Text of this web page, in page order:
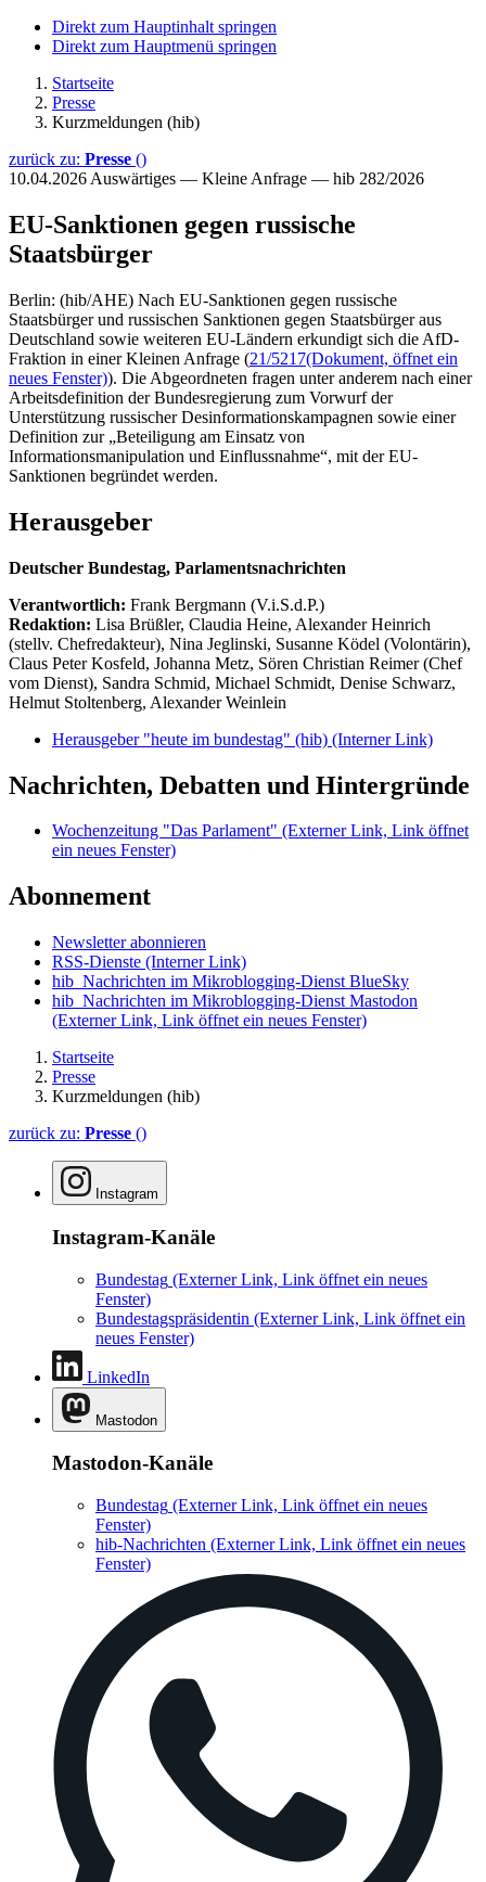
Direkt zum Hauptinhalt springen
Direkt zum Hauptmenü springen
Startseite
Presse
Kurzmeldungen (hib)
zurück zu: Presse ()
10.04.2026 Auswärtiges — Kleine Anfrage — hib 282/2026
EU-Sanktionen gegen russische
Staatsbürger
Berlin: (hib/AHE) Nach EU-Sanktionen gegen russische
Staatsbürger und russischen Sanktionen gegen Staatsbürger aus
Deutschland sowie weiteren EU-Ländern erkundigt sich die AfD-
Fraktion in einer Kleinen Anfrage (21/5217(Dokument, öffnet ein
neues Fenster)). Die Abgeordneten fragen unter anderem nach einer
Arbeitsdefinition der Bundesregierung zum Vorwurf der
Unterstützung russischer Desinformationskampagnen sowie einer
Definition zur „Beteiligung am Einsatz von
Informationsmanipulation und Einflussnahme“, mit der EU-
Sanktionen begründet werden.
Herausgeber
Deutscher Bundestag, Parlamentsnachrichten
Verantwortlich: Frank Bergmann (V.i.S.d.P.)
Redaktion: Lisa Brüßler, Claudia Heine, Alexander Heinrich
(stellv. Chefredakteur), Nina Jeglinski, Susanne Ködel (Volontärin),
Claus Peter Kosfeld, Johanna Metz, Sören Christian Reimer (Chef
vom Dienst), Sandra Schmid, Michael Schmidt, Denise Schwarz,
Helmut Stoltenberg, Alexander Weinlein
Herausgeber "heute im bundestag" (hib) (Interner Link)
Nachrichten, Debatten und Hintergründe
Wochenzeitung "Das Parlament" (Externer Link, Link öffnet
ein neues Fenster)
Abonnement
Newsletter abonnieren
RSS-Dienste (Interner Link)
hib_Nachrichten im Mikroblogging-Dienst BlueSky
hib_Nachrichten im Mikroblogging-Dienst Mastodon
(Externer Link, Link öffnet ein neues Fenster)
Startseite
Presse
Kurzmeldungen (hib)
zurück zu: Presse ()
Instagram
Instagram-Kanäle
Bundestag (Externer Link, Link öffnet ein neues
Fenster)
Bundestagspräsidentin (Externer Link, Link öffnet ein
neues Fenster)
LinkedIn
Mastodon
Mastodon-Kanäle
Bundestag (Externer Link, Link öffnet ein neues
Fenster)
hib-Nachrichten (Externer Link, Link öffnet ein neues
Fenster)